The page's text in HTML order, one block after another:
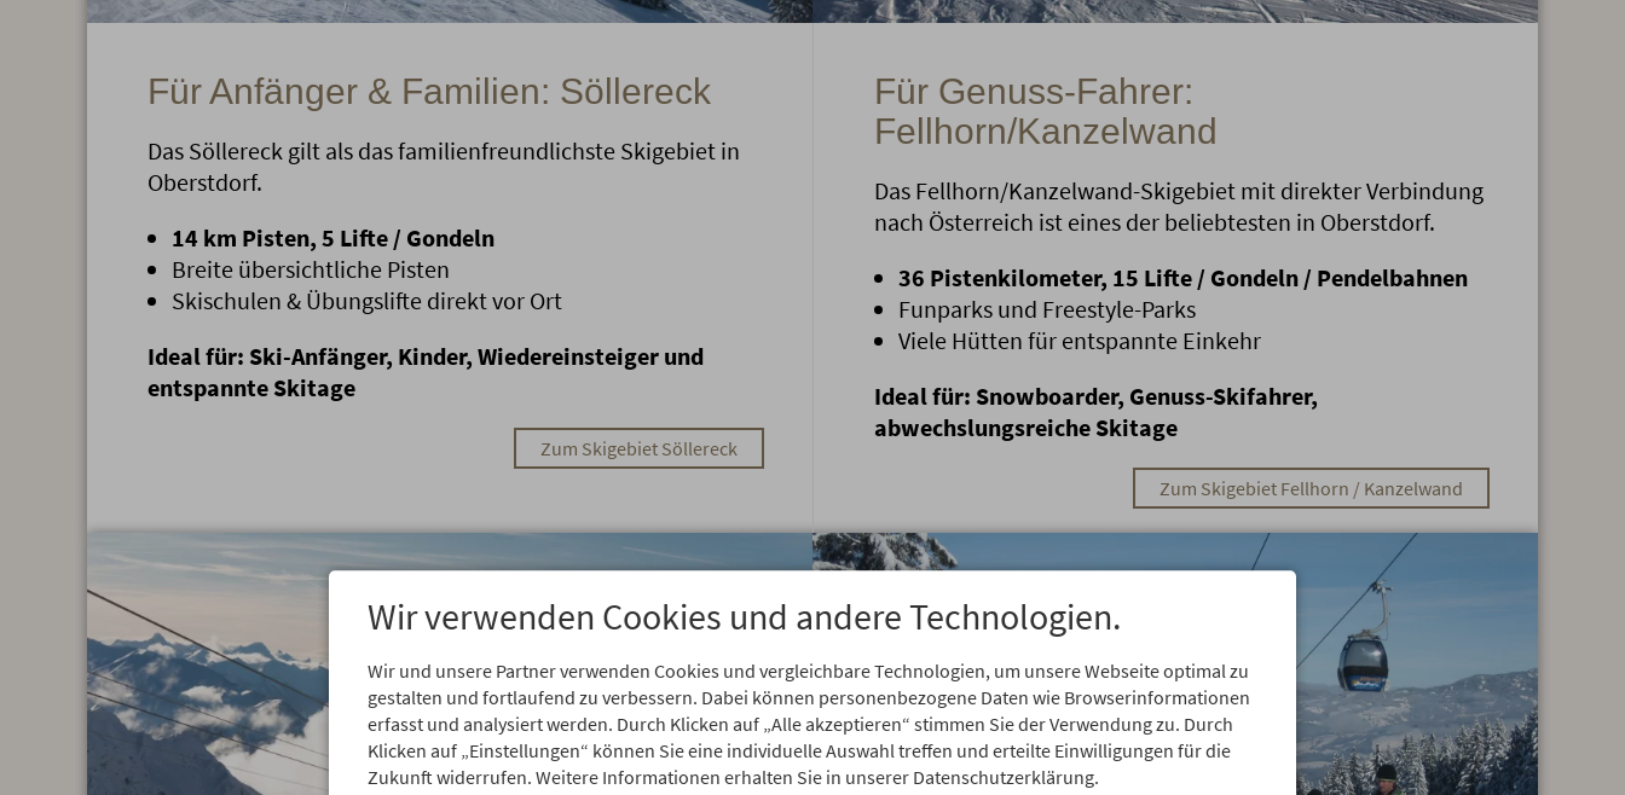
Für Anfänger & Familien: Söllereck
Das Söllereck gilt als das familienfreundlichste Skigebiet in
Oberstdorf.
14 km Pisten, 5 Lifte / Gondeln
Breite übersichtliche Pisten
Skischulen & Übungslifte direkt vor Ort
Ideal für: Ski-Anfänger, Kinder, Wiedereinsteiger und
entspannte Skitage
Zum Skigebiet Söllereck
Für Genuss-Fahrer:
Fellhorn/Kanzelwand
Das Fellhorn/Kanzelwand-Skigebiet mit direkter Verbindung
nach Österreich ist eines der beliebtesten in Oberstdorf.
36 Pistenkilometer, 15 Lifte / Gondeln / Pendelbahnen
Funparks und Freestyle-Parks
Viele Hütten für entspannte Einkehr
Ideal für: Snowboarder, Genuss-Skifahrer,
abwechslungsreiche Skitage
Zum Skigebiet Fellhorn / Kanzelwand
Wir verwenden Cookies und andere Technologien.
Wir und unsere Partner verwenden Cookies und vergleichbare Technologien, um unsere Webseite optimal zu
gestalten und fortlaufend zu verbessern. Dabei können personenbezogene Daten wie Browserinformationen
erfasst und analysiert werden. Durch Klicken auf „Alle akzeptieren“ stimmen Sie der Verwendung zu. Durch
Klicken auf „Einstellungen“ können Sie eine individuelle Auswahl treffen und erteilte Einwilligungen für die
Zukunft widerrufen. Weitere Informationen erhalten Sie in unserer Datenschutzerklärung.